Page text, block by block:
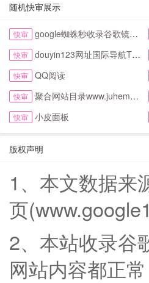
随机快审展示
快审 google蜘蛛秒收录谷歌镜像访问助手首页
快审 douyin123网址国际导航TikTok下拉首页
快审 QQ阅读
快审 聚合网站目录www.juhemulu.com.cn名站在线
快审 小皮面板
版权声明
1、本文数据来
页
2、本站收录谷
网站内容都正